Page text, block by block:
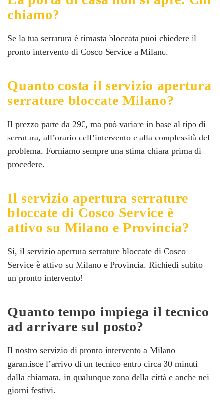
chiamo?
Se la tua serratura è rimasta bloccata puoi chiedere il
pronto intervento di Cosco Service a Milano.
Quanto costa il servizio apertura
serrature bloccate Milano?
Il prezzo parte da 29€, ma può variare in base al tipo di
serratura, all’orario dell’intervento e alla complessità del
problema. Forniamo sempre una stima chiara prima di
procedere.
Il servizio apertura serrature
bloccate di Cosco Service è
attivo su Milano e Provincia?
Si, il servizio apertura serrature bloccate di Cosco
Service è attivo su Milano e Provincia. Richiedi subito
un pronto intervento!
Quanto tempo impiega il tecnico
ad arrivare sul posto?
Il nostro servizio di pronto intervento a Milano
garantisce l’arrivo di un tecnico entro circa 30 minuti
dalla chiamata, in qualunque zona della città e anche nei
giorni festivi.